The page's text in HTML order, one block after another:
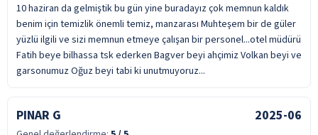
10 haziran da gelmiştik bu gün yine buradayız çok memnun kaldık
benim için temizlik önemli temiz, manzarası Muhteşem bir de güler
yüzlü ilgili ve sizi memnun etmeye çalışan bir personel...otel müdürü
Fatih beye bilhassa tsk ederken Bagver beyi ahçimiz Volkan beyi ve
garsonumuz Oğuz beyi tabi ki unutmuyoruz...
PINAR G 2025-06